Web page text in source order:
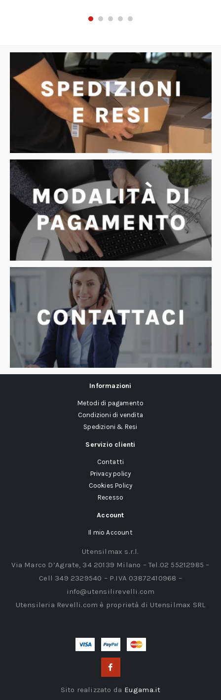
Informazioni
Metodi di pagamento
Condizioni di vendita
Spedizioni & Resi
Servizio clienti
Contatti
Privacy policy
Cookies Policy
Recesso
Account
Il mio Account
Utensilmax s.r.l.
Via Marco D’Agrate, 34 20139 Milano – Tel.02 55212985 –
Cell 349 2329540 – P.IVA 03872410968 –
info@utensilirevelli.com
Utensileria Revelli.com è proprietà di Utensilmax SRL
Sito realizzato da Eugama.it